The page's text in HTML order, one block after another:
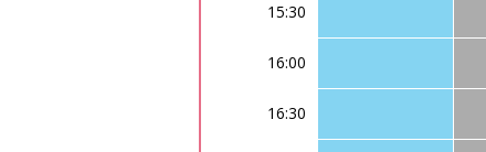
15:30
16:00
16:30